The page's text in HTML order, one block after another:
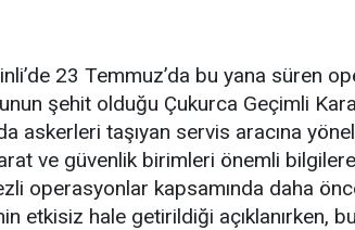
23 Temmuz’da bu yana süren
şehit olduğu Çukurca Geçimli
askerleri taşıyan servis aracına
ve güvenlik birimleri önemli
operasyonlar kapsamında daha
etkisiz hale getirildiği açıklanırken,